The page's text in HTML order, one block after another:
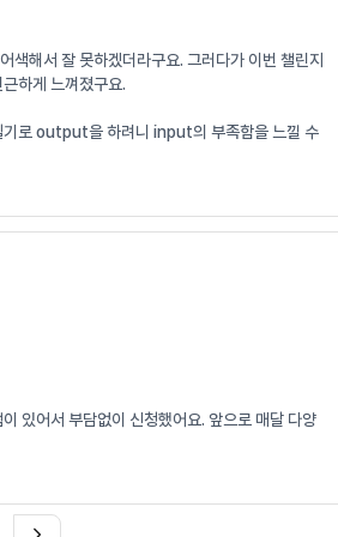
색해서 잘 못하겠더라구요. 그러다가 이번 챌린지
하게 느껴졌구요.
기로 output을 하려니 input의 부족함을 느낄 수
있어서 부담없이 신청했어요. 앞으로 매달 다양